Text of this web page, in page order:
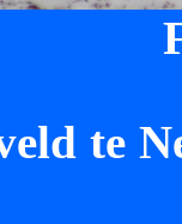
te